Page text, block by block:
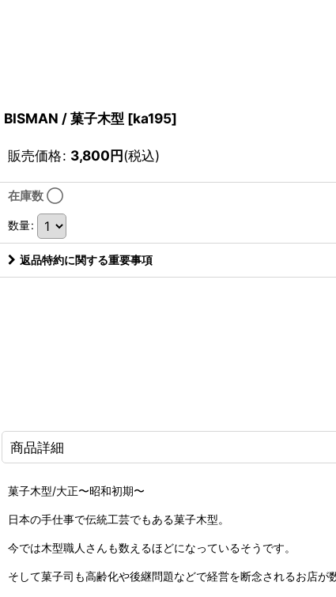
BISMAN / 菓子木型 [ka195]
販売価格: 3,800円(税込)
在庫数 ◯
数量:
返品特約に関する重要事項
商品詳細
菓子木型/大正〜昭和初期〜
日本の手仕事で伝統工芸でもある菓子木型。
今では木型職人さんも数えるほどになっているそうです。
そして菓子司も高齢化や後継問題などで経営を断念されるお店が